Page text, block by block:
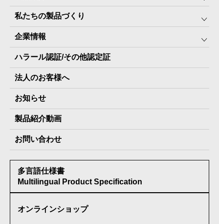
みんなの保存⾷
The Next Dekade10年保存
The Next Dekade7年保存
JARAペットフード7年保存
その他製品
私たちの製品づくり
SDGSへの取り組み
JARA(ペット⽤防災備蓄⾷)について
地産地消パッケージについて
企業情報
社⻑ご挨拶
スタッフ紹介
会社概要
製品納入実績
情報セキュリティ基本方針
受賞歴
ハラール認証/その他認定証
法人のお客様へ
お知らせ
製品紹介動画
お問い合わせ
多言語仕様書
Multilingual Product Specification
オンラインショップ